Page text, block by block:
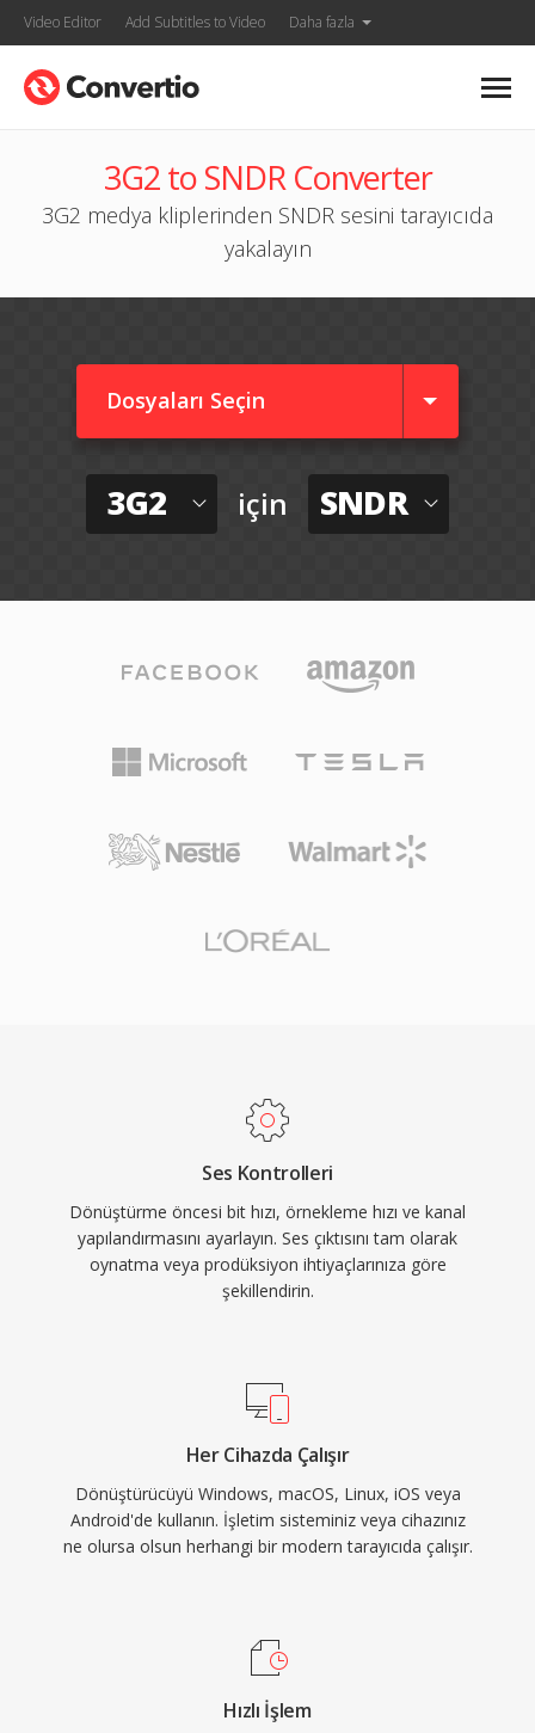
Video Editor Add Subtitles to Video Daha fazla
3G2 to SNDR Converter
3G2 medya kliplerinden SNDR sesini tarayıcıda
yakalayın
Dosyaları Seçin
3G2 için SNDR
Ses Kontrolleri
Dönüştürme öncesi bit hızı, örnekleme hızı ve kanal
yapılandırmasını ayarlayın. Ses çıktısını tam olarak
oynatma veya prodüksiyon ihtiyaçlarınıza göre
şekillendirin.
Her Cihazda Çalışır
Dönüştürücüyü Windows, macOS, Linux, iOS veya
Android'de kullanın. İşletim sisteminiz veya cihazınız
ne olursa olsun herhangi bir modern tarayıcıda çalışır.
Hızlı İşlem